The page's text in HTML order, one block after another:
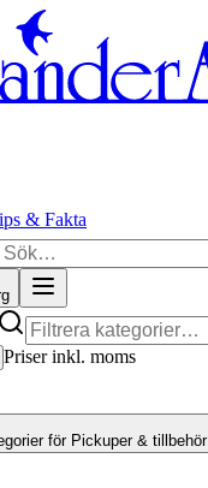
& Fakta
Priser inkl. moms
för Pickuper & tillbehör